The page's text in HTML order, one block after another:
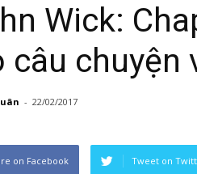
Wick:
câu chuyện
- 22/02/2017
on Facebook Tweet on